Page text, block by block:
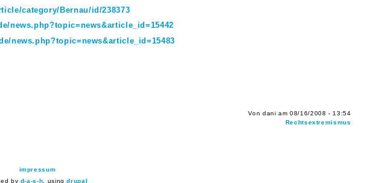
category/Bernau/id/238373
news.php?topic=news&article_id=15442
news.php?topic=news&article_id=15483
Von dani am 08/16/2008 - 13:54
Rechtsextremismus
impressum
by d-a-s-h, usingdrupal